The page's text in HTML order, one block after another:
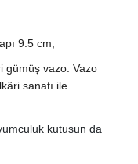
9.5 cm;
gümüş vazo. Vazo
sanatı ile
kutusun da